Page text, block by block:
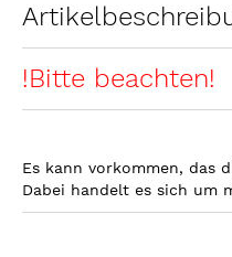
!Bitte beachten!
Es kann vorkommen, das
Dabei handelt es sich um